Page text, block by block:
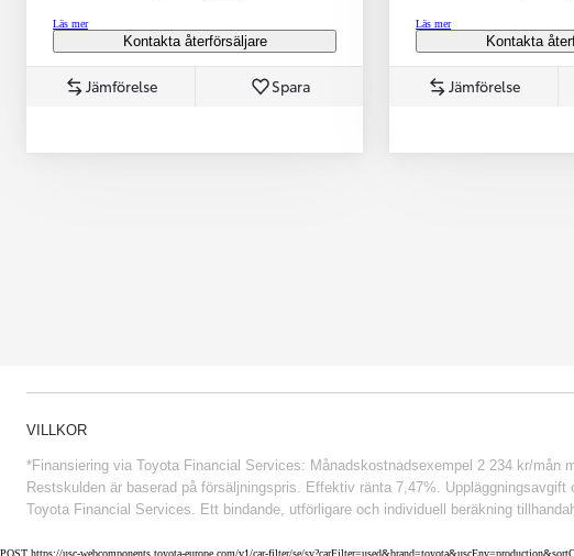
Läs mer
Kontakta återförsäljare
Jämförelse Spara
Läs mer
Kontakta
Jämförelse
VILLKOR
*Finansiering via Toyota Financial Services: Månadskostnadsexempel 2 234 kr/
Restskulden är baserad på försäljningspris. Effektiv ränta 7,47%.
Toyota Financial Services. Ett bindande, utförligare och individuell beräkning
POST https://usc-webcomponents.toyota-europe.com/v1/car-filter/se/